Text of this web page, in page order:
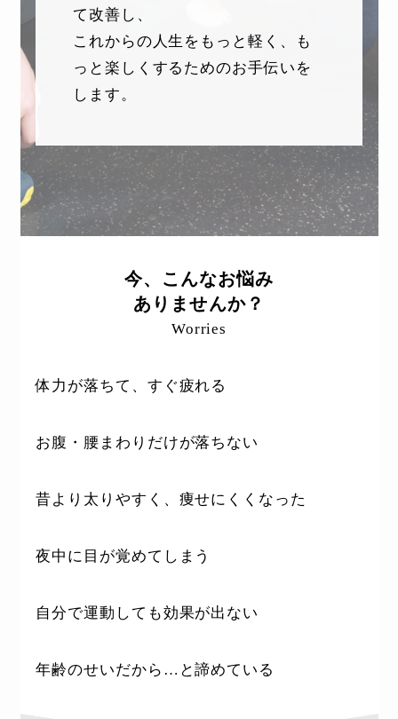
て改善し、
これからの人生をもっと軽く、も
っと楽しくするためのお手伝いを
します。
今、こんなお悩み
ありませんか？
Worries
体力が落ちて、すぐ疲れる
お腹・腰まわりだけが落ちない
昔より太りやすく、痩せにくくなった
夜中に目が覚めてしまう
自分で運動しても効果が出ない
年齢のせいだから…と諦めている